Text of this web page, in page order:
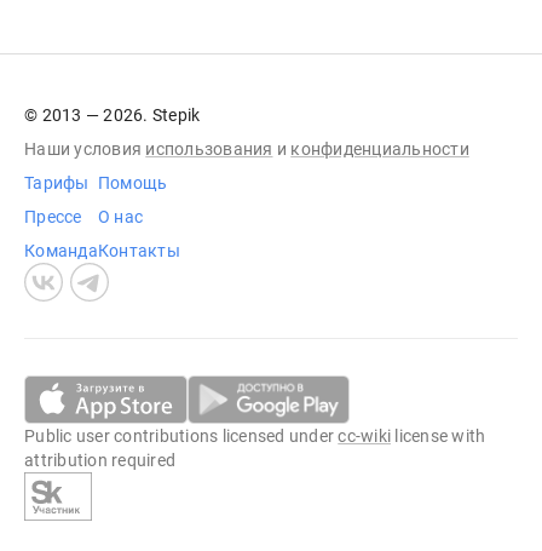
© 2013 — 2026. Stepik
Наши условия использования и конфиденциальности
Тарифы
Прессе
Команда
Помощь
О нас
Контакты
Public user contributions licensed undercc-wiki license with
attribution required